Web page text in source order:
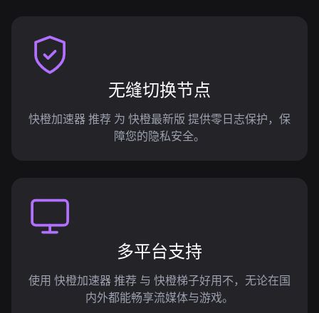
无缝切换节点
快橙加速器 推荐 为 快橙最新版 提供零日志保护，保
障您的隐私安全。
多平台支持
使用 快橙加速器 推荐 与 快橙梯子好用不，无论在国
内外都能畅享流媒体与游戏。